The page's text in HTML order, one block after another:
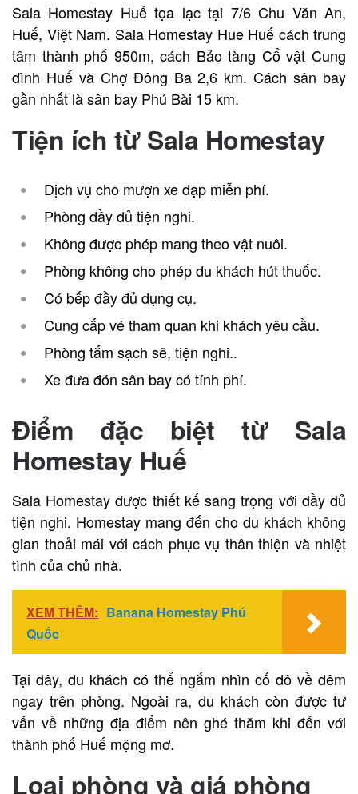
Sala Homestay Huế tọa lạc tại 7/6 Chu Văn An,
Huế, Việt Nam. Sala Homestay Hue Huế cách trung
tâm thành phố 950m, cách Bảo tàng Cổ vật Cung
đình Huế và Chợ Đông Ba 2,6 km. Cách sân bay
gần nhất là sân bay Phú Bài 15 km.
Tiện ích từSala Homestay
Dịch vụ cho mượn xe đạp miễn phí.
Phòng đầy đủ tiện nghi.
Không được phép mang theo vật nuôi.
Phòng không cho phép du khách hút thuốc.
Có bếp đầy đủ dụng cụ.
Cung cấp vé tham quan khi khách yêu cầu.
Phòng tắm sạch sẽ, tiện nghi..
Xe đưa đón sân bay có tính phí.
Điểm đặc biệt từ Sala
Homestay Huế
Sala Homestay được thiết kế sang trọng với đầy đủ
tiện nghi. Homestay mang đến cho du khách không
gian thoải mái với cách phục vụ thân thiện và nhiệt
tình của chủ nhà.
XEM THÊM: Banana Homestay Phú
Quốc
Tại đây, du khách có thể ngắm nhìn cố đô về đêm
ngay trên phòng. Ngoài ra, du khách còn được tư
vấn về những địa điểm nên ghé thăm khi đến với
thành phố Huế mộng mơ.
Loại phòng và giá phòng